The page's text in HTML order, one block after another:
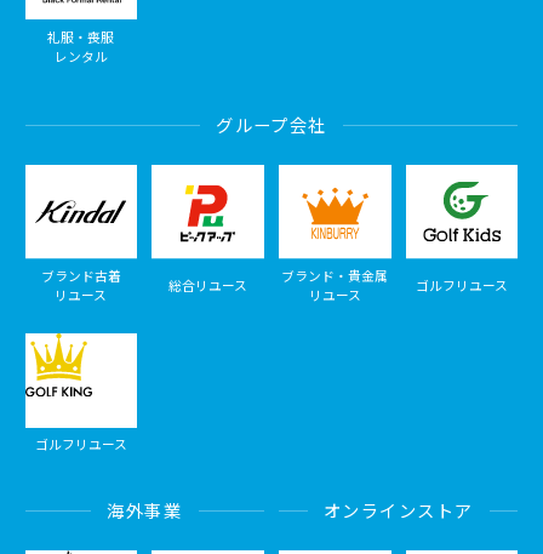
礼服・喪服
レンタル
グループ会社
ブランド古着
リユース
総合リユース
ブランド・貴金属
リユース
ゴルフリユース
ゴルフリユース
海外事業 オンラインストア